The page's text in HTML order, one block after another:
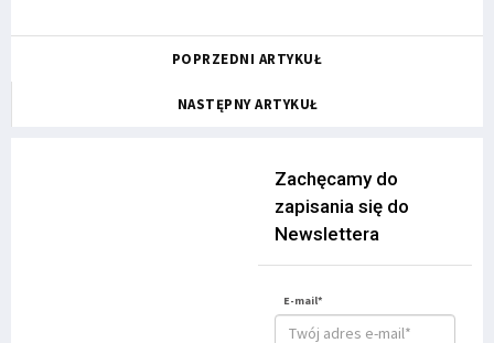
POPRZEDNI ARTYKUŁ
NASTĘPNY ARTYKUŁ
Zachęcamy do
zapisania się do
Newslettera
E-mail*